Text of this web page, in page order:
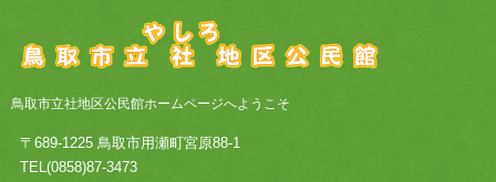
鳥取市立社地区公民館ホームページへようこそ
〒689-1225 鳥取市用瀬町宮原88-1
TEL(0858)87-3473